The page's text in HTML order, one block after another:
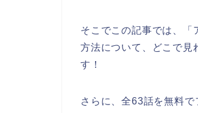
そこでこの記事では、
方法について、どこで見
す！
さらに、全63話を無料で